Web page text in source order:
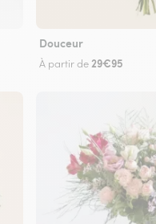
Douceur
À partir de 29€95